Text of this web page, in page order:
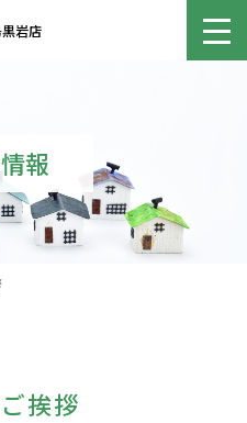
岩店
報
挨拶